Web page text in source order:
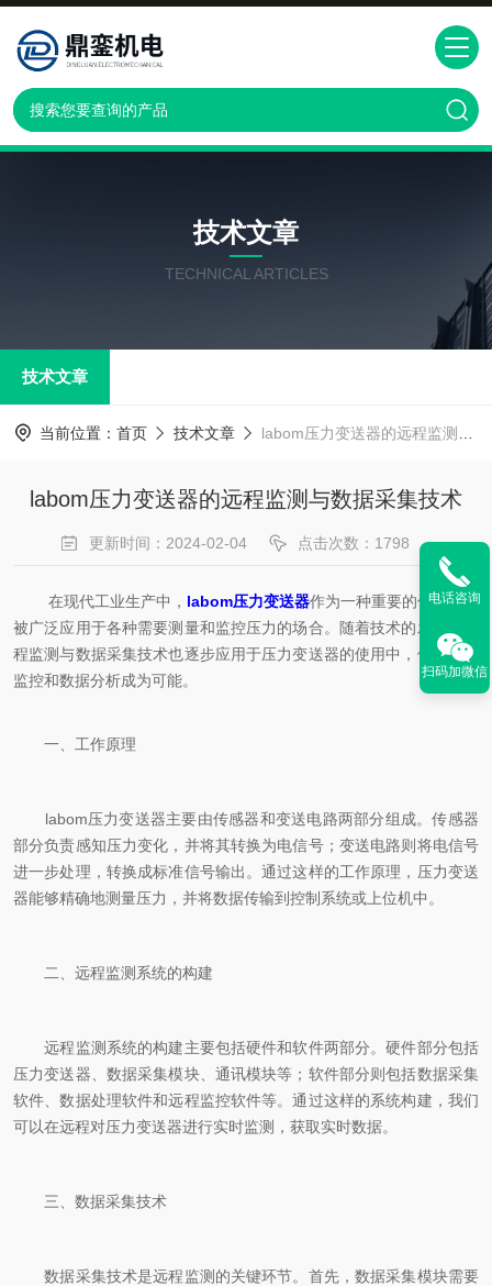
技术文章
TECHNICAL ARTICLES
技术文章
当前位置： 首页 技术文章 labom压力变送器的远程监测与数据采集技术
labom压力变送器的远程监测与数据采集技术
更新时间：2024-02-04 点击次数：1798
在现代工业生产中， labom压力变送器作为一种重要的传感器，
被广泛应用于各种需要测量和监控压力的场合。随着技术的发展，远
程监测与数据采集技术也逐步应用于压力变送器的使用中，使得远程
监控和数据分析成为可能。
一、工作原理
labom压力变送器主要由传感器和变送电路两部分组成。传感器
部分负责感知压力变化，并将其转换为电信号；变送电路则将电信号
进一步处理，转换成标准信号输出。通过这样的工作原理，压力变送
器能够精确地测量压力，并将数据传输到控制系统或上位机中。
二、远程监测系统的构建
远程监测系统的构建主要包括硬件和软件两部分。硬件部分包括
压力变送器、数据采集模块、通讯模块等；软件部分则包括数据采集
软件、数据处理软件和远程监控软件等。通过这样的系统构建，我们
可以在远程对压力变送器进行实时监测，获取实时数据。
三、数据采集技术
数据采集技术是远程监测的关键环节。首先，数据采集模块需要
电话咨询
扫码加微信